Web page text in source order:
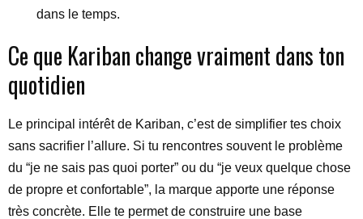
dans le temps.
Ce que Kariban change vraiment dans ton
quotidien
Le principal intérêt de Kariban, c’est de simplifier tes choix
sans sacrifier l’allure. Si tu rencontres souvent le problème
du “je ne sais pas quoi porter” ou du “je veux quelque chose
de propre et confortable”, la marque apporte une réponse
très concrète. Elle te permet de construire une base